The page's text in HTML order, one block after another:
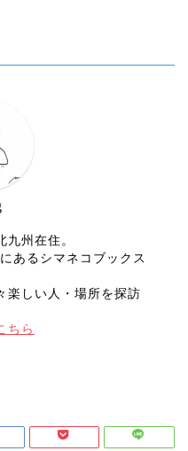
州在住。
あるシマネコブックス
楽しい人・場所を探訪
ちら